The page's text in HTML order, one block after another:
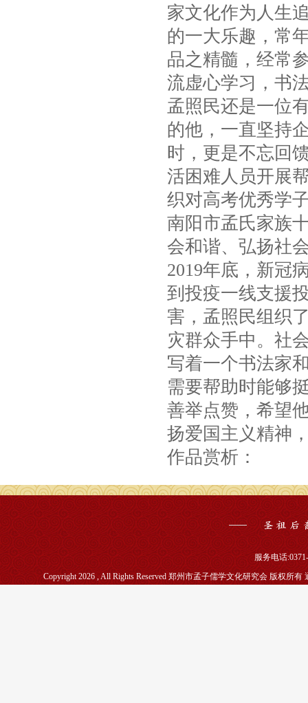
家文化作为人生
的一大乐趣，常
品之精髓，经常
流虚心学习，书
孟照民还是一位
的他，一直坚持
时，更是不忘回
活困难人员开展
织对高考优秀学
南阳市孟氏家族
会和谐、弘扬社
2019年底，新冠
到投疫一线支援
害，孟照民组织
灾群众手中。社
写着一个书法家
需要帮助时能够
善举点赞，希望
扬爱国主义精神
作品赏析：
服务电话
Copyright 2026 , All Rights Reserved 郑州市孟子儒学文化研究会 版权所